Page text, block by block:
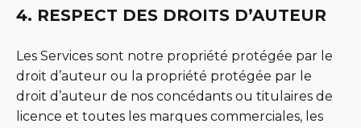
4. RESPECT DES DROITS D’AUTEUR
Les Services sont notre propriété protégée par le
droit d’auteur ou la propriété protégée par le
droit d’auteur de nos concédants ou titulaires de
licence et toutes les marques commerciales, les